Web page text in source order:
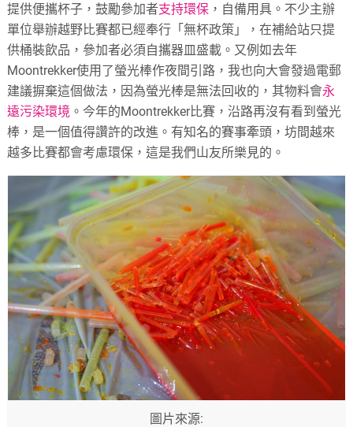
提供便攜杯子，鼓勵參加者支持環保 ，自備用具。不少主辦
單位舉辦越野比賽都已經奉行「無杯政策」，在補給站只提
供桶裝飲品，參加者必須自攜器皿盛載。又例如去年
Moontrekker使用了螢光棒作夜間引路，我也向大會發過電郵
建議摒棄這個做法，因為螢光棒是無法回收的，其物料會永
遠污染環境 。今年的Moontrekker比賽，沿路再沒有看到螢光
棒，是一個值得讚許的改進。有知名的賽事牽頭，坊間越來
越多比賽都會考慮環保，這是我們山友所樂見的。
圖片來源: